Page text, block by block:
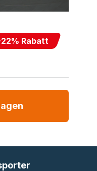
22% Rabatt